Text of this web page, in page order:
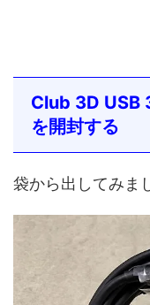
Club 3D USB
を開封する
袋から出してみま